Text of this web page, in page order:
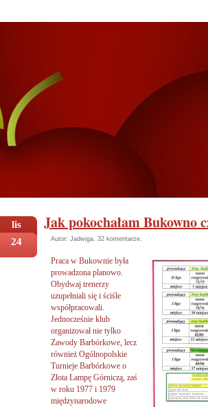
lis
24
Jak pokochałam Bukowno
Autor: Jadwiga. 32 komentarze.
Praca w Bukownie była
prowadzona planowo.
Obydwaj trenerzy
uzupełniali się i ściśle
współpracowali.
Jednocześnie klub
organizował nie tylko
Zawody Barbórkowe, lecz
również Ogólnopolskie
Turnieje Barbórkowe o
Złota Lampę Górniczą, zaś
w roku 1977 i 1979
międzynarodowe